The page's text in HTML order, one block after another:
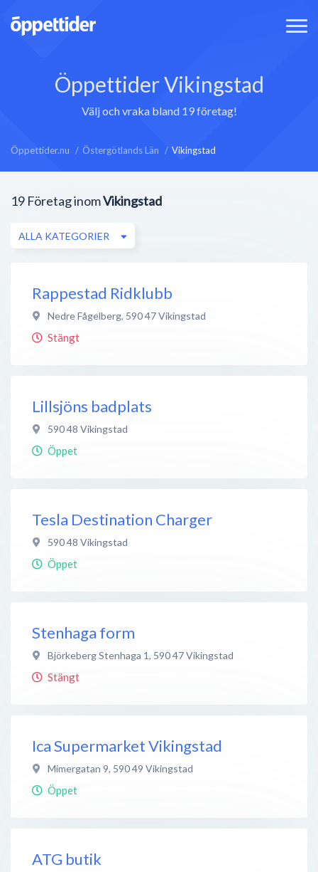
Öppettider Vikingstad
Välj och vraka bland 19 företag!
Öppettider.nu Östergötlands Län Vikingstad
19 Företag inomVikingstad
ALLA KATEGORIER
Rappestad Ridklubb
Nedre Fågelberg, 590 47Vikingstad
Stängt
Lillsjöns badplats
590 48 Vikingstad
Öppet
Tesla Destination Charger
590 48 Vikingstad
Öppet
Stenhaga form
Björkeberg Stenhaga 1, 590 47Vikingstad
Stängt
Ica Supermarket Vikingstad
Mimergatan 9, 590 49 Vikingstad
Öppet
ATG butik